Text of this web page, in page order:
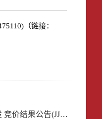
（链接：